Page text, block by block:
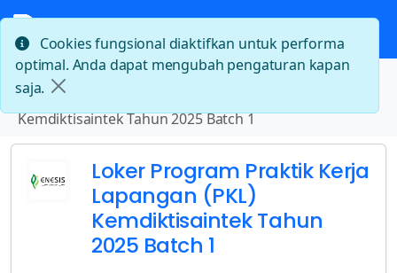
Beranda
Loker Program Praktik Kerja Lapangan (PKL)
Kemdiktisaintek Tahun 2025 Batch 1
Loker Program Praktik Kerja
Lapangan (PKL)
Kemdiktisaintek Tahun
2025 Batch 1
Cookies fungsional diaktifkan untuk performa
optimal. Anda dapat mengubah pengaturan kapan
saja.